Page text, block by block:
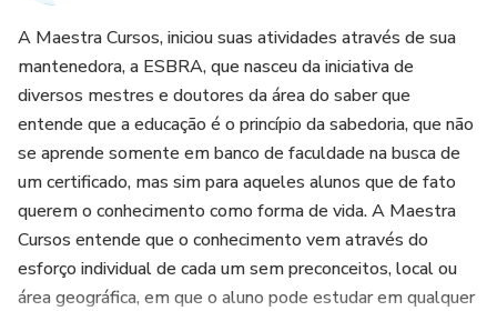
A Maestra Cursos, iniciou suas atividades através de sua
mantenedora, a ESBRA, que nasceu da iniciativa de
diversos mestres e doutores da área do saber que
entende que a educação é o princípio da sabedoria, que não
se aprende somente em banco de faculdade na busca de
um certificado, mas sim para aqueles alunos que de fato
querem o conhecimento como forma de vida. A Maestra
Cursos entende que o conhecimento vem através do
esforço individual de cada um sem preconceitos, local ou
área geográfica, em que o aluno pode estudar em qualquer